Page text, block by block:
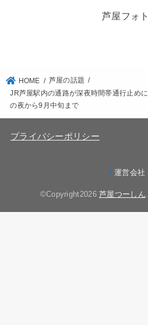
芦屋フォト
HOME
芦屋の話題
JR芦屋駅内の通路が深夜時間帯通行止め
の夜から9月中旬まで
プライバシーポリシー
運営会社
©Copyright2026芦屋つーしん